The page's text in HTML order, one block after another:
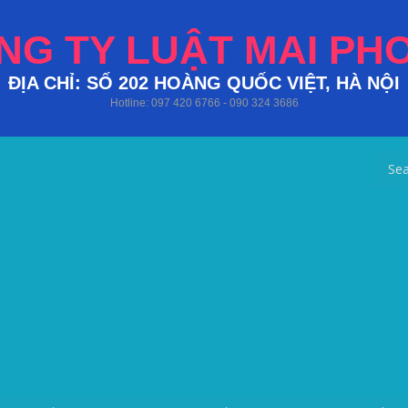
TY LUẬT MAI
ĐỊA CHỈ: SỐ 202 HOÀNG QUỐC VIỆT, HÀ NỘI
Hotline: 097 420 6766 - 090 324 3686